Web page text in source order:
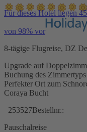
Für dieses Hotel liegen
von 98% vor
8-tägige Flugreise, DZ
Upgrade auf
Buchung des
Perfekter Ort zum
Coraya Bucht
253527Bestellnr.:
Pauschalreise